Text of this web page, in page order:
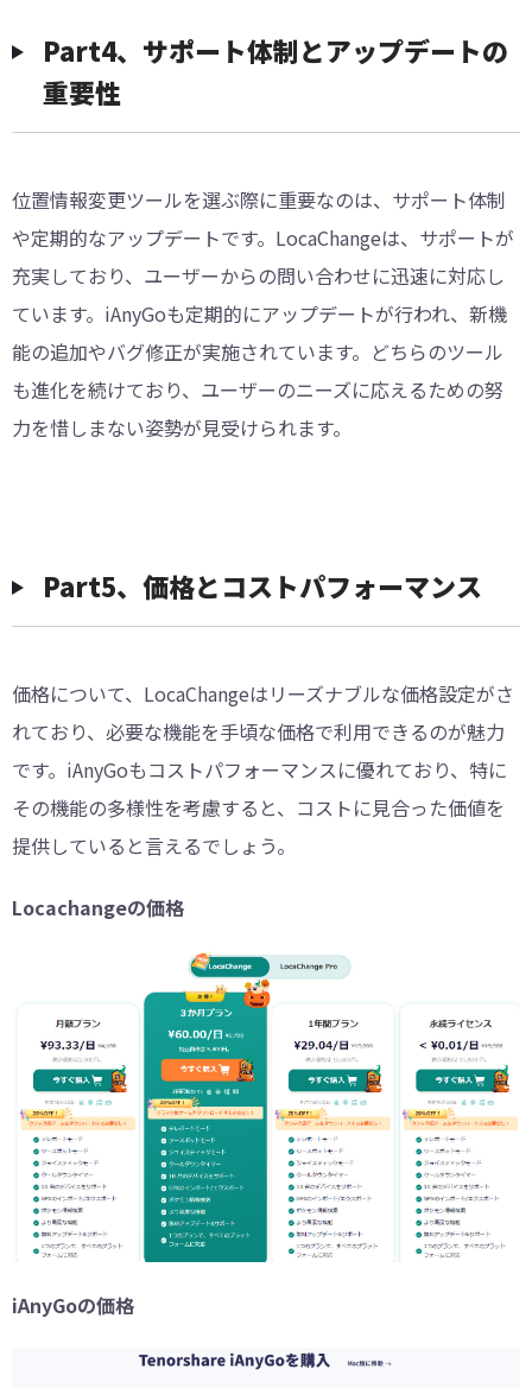
Part4、サポート体制とアップデートの
重要性
位置情報変更ツールを選ぶ際に重要なのは、サポート体制
や定期的なアップデートです。LocaChangeは、サポートが
充実しており、ユーザーからの問い合わせに迅速に対応し
ています。iAnyGoも定期的にアップデートが行われ、新機
能の追加やバグ修正が実施されています。どちらのツール
も進化を続けており、ユーザーのニーズに応えるための努
力を惜しまない姿勢が見受けられます。
Part5、価格とコストパフォーマンス
価格について、LocaChangeはリーズナブルな価格設定がさ
れており、必要な機能を手頃な価格で利用できるのが魅力
です。iAnyGoもコストパフォーマンスに優れており、特に
その機能の多様性を考慮すると、コストに見合った価値を
提供していると言えるでしょう。
Locachangeの価格
iAnyGoの価格